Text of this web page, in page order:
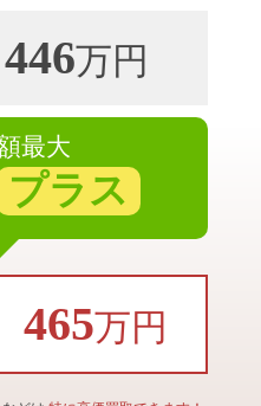
446万円
最大
プラス
465万円